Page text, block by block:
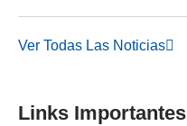
Ver Todas Las Noticias
Links Importantes